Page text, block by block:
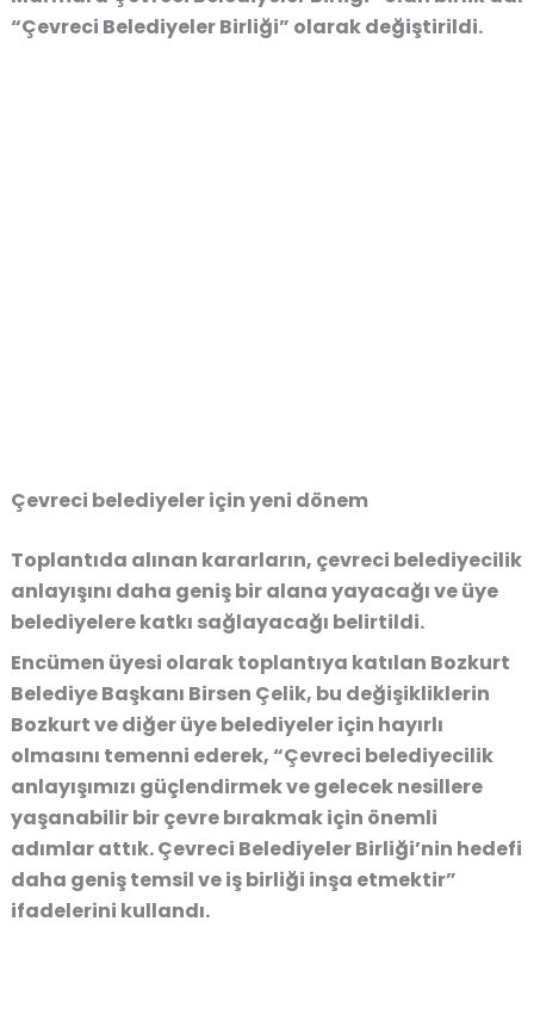
“Çevreci Belediyeler Birliği” olarak değiştirildi.
Çevreci belediyeler için yeni dönem
Toplantıda alınan kararların, çevreci belediyecilik
anlayışını daha geniş bir alana yayacağı ve üye
belediyelere katkı sağlayacağı belirtildi.
Encümen üyesi olarak toplantıya katılan Bozkurt
Belediye Başkanı Birsen Çelik, bu değişikliklerin
Bozkurt ve diğer üye belediyeler için hayırlı
olmasını temenni ederek, “Çevreci belediyecilik
anlayışımızı güçlendirmek ve gelecek nesillere
yaşanabilir bir çevre bırakmak için önemli
adımlar attık. Çevreci Belediyeler Birliği’nin hedefi
daha geniş temsil ve iş birliği inşa etmektir”
ifadelerini kullandı.